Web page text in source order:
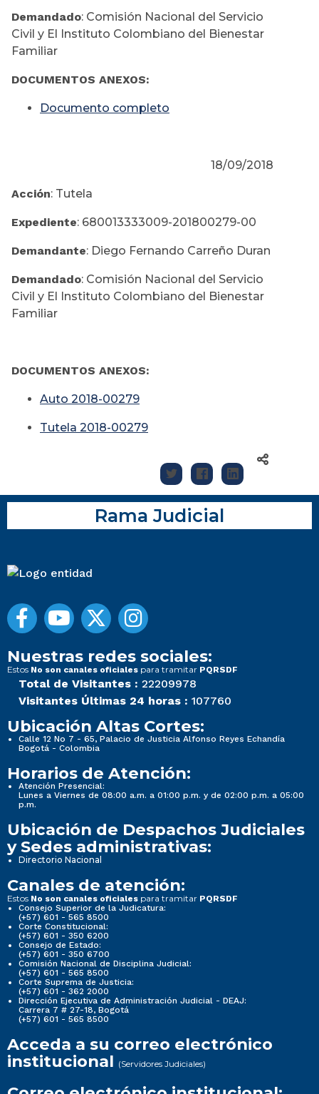
Demandado: Comisión Nacional del Servicio
Civil y El Instituto Colombiano del Bienestar
Familiar
DOCUMENTOS ANEXOS:
Documento completo
18/09/2018
Acción: Tutela
Expediente: 680013333009-201800279-00
Demandante: Diego Fernando Carreño Duran
Demandado: Comisión Nacional del Servicio
Civil y El Instituto Colombiano del Bienestar
Familiar
DOCUMENTOS ANEXOS:
Auto 2018-00279
Tutela 2018-00279
Rama Judicial
Nuestras redes sociales:
Estos No son canales oficiales para tramitar PQRSDF
Total de Visitantes : 22209978
Visitantes Últimas 24 horas : 107760
Ubicación Altas Cortes:
Calle 12 No 7 - 65, Palacio de Justicia Alfonso Reyes Echandía
Bogotá - Colombia
Horarios de Atención:
Atención Presencial:
Lunes a Viernes de 08:00 a.m. a 01:00 p.m. y de 02:00 p.m. a 05:00
p.m.
Ubicación de Despachos Judiciales
y Sedes administrativas:
Directorio Nacional
Canales de atención:
Estos No son canales oficiales para tramitar PQRSDF
Consejo Superior de la Judicatura:
(+57) 601 - 565 8500
Corte Constitucional:
(+57) 601 - 350 6200
Consejo de Estado:
(+57) 601 - 350 6700
Comisión Nacional de Disciplina Judicial:
(+57) 601 - 565 8500
Corte Suprema de Justicia:
(+57) 601 - 362 2000
Dirección Ejecutiva de Administración Judicial - DEAJ:
Carrera 7 # 27-18, Bogotá
(+57) 601 - 565 8500
Acceda a su correo electrónico
institucional (Servidores Judiciales)